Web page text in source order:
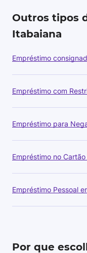
Outros tipos
Itabaiana
Empréstimo
Empréstimo com
Empréstimo para
Empréstimo no
Empréstimo Pessoal
Por que